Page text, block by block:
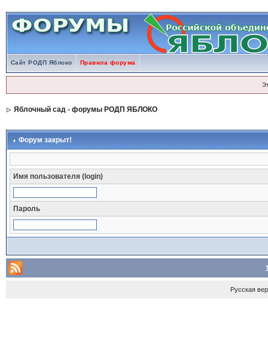
Сайт РОДП Яблоко Правила форума
Яблочный сад - форумы РОДП ЯБЛОКО
Форум закрыт!
Имя пользователя (login)
Пароль
Русская